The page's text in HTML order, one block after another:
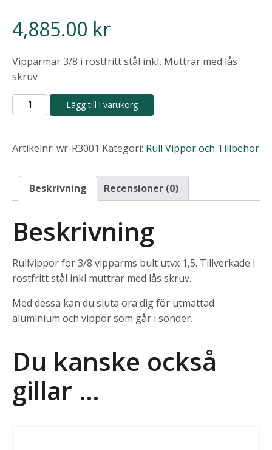
4,885.00 kr
Vipparmar 3/8 i rostfritt stål inkl, Muttrar med lås
skruv
RPC
3001
steel
rocker
arms
3/8
mängd
Lägg till i varukorg
Artikelnr: wr-R3001 Kategori: Rull Vippor och Tillbehör
Beskrivning Recensioner (0)
Beskrivning
Rullvippor för 3/8 vipparms bult utvx 1,5. Tillverkade i
rostfritt stål inkl muttrar med lås skruv.
Med dessa kan du sluta ora dig för utmattad
aluminium och vippor som går i sönder.
Du kanske också
gillar …